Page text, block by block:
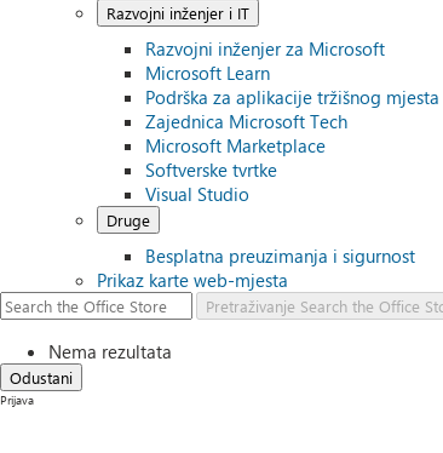
Razvojni inženjer i IT
Razvojni inženjer za Microsoft
Microsoft Learn
Podrška za aplikacije tržišnog
Zajednica Microsoft Tech
Microsoft Marketplace
Softverske tvrtke
Visual Studio
Druge
Besplatna preuzimanja i sigurnost
Prikaz karte web-mjesta
Pretraživanje Search the Office
Nema rezultata
Odustani
Prijava